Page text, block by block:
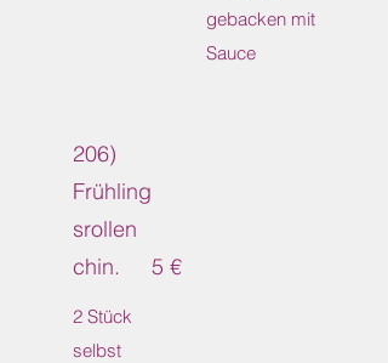
gebacken mit
Sauce
206)
Frühling
srollen
chin.
2 Stück
selbst
5 €